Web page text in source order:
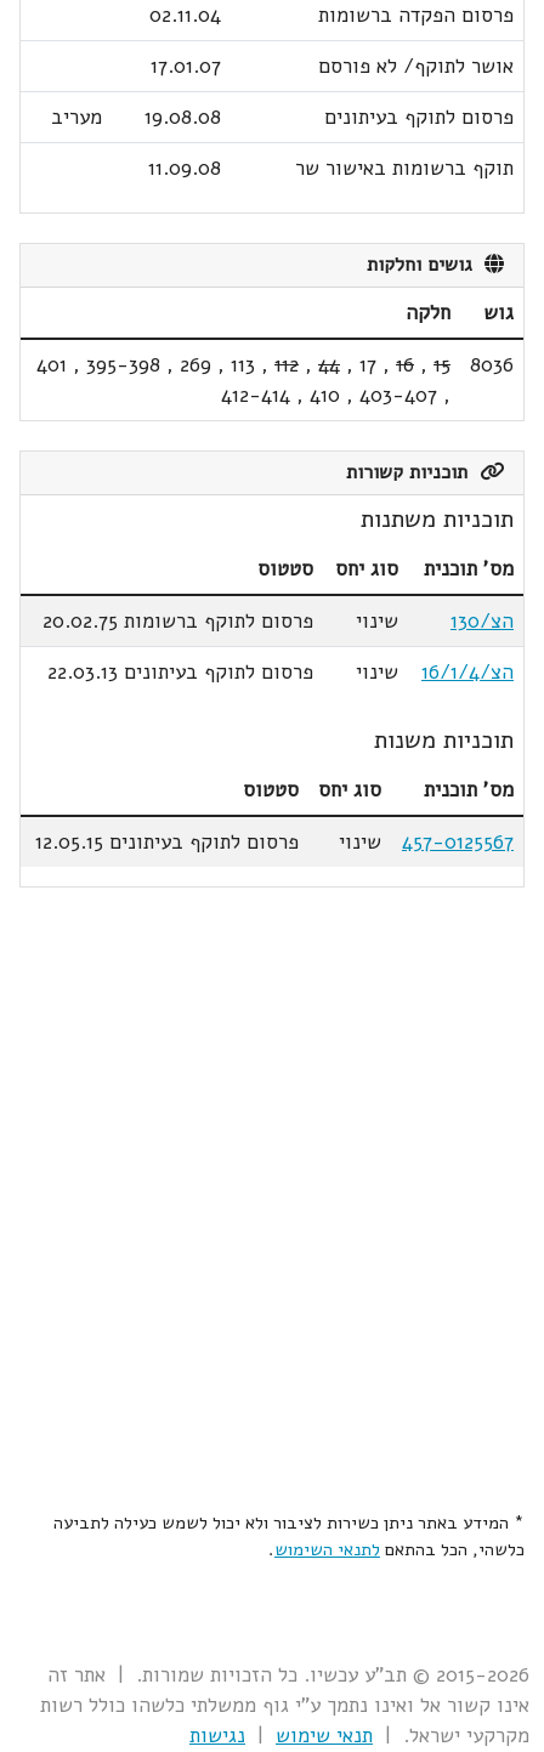
פרסום הפקדה ברשומות
02.11.04
אושר לתוקף/ לא פורסם
17.01.07
פרסום לתוקף בעיתונים
19.08.08
מעריב
תוקף ברשומות באישור שר
11.09.08
גושים וחלקות
גוש
חלקה
8036
15
,
16
,
17
,
44
,
112
,
113
,
269
,
395-398
,
401
,
403-407
,
410
,
412-414
תוכניות קשורות
תוכניות משתנות
מס' תוכנית סוג יחס
סטטוס
הצ/130
שינוי
פרסום לתוקף ברשומות 20.02.75
הצ/16/1/4
שינוי פרסום לתוקף בעיתונים 22.03.13
תוכניות משנות
מס' תוכנית סוג יחס
סטטוס
457-0125567
שינוי פרסום לתוקף בעיתונים 12.05.15
* המידע באתר ניתן כשירות לציבור ולא יכול לשמש כעילה לתביעה
כלשהי, הכל בהתאם לתנאי השימוש.
2015-2026 © תב"ע עכשיו. כל הזכויות שמורות. | אתר זה
אינו קשור אל ואינו נתמך ע"י גוף ממשלתי כלשהו כולל רשות
מקרקעי ישראל. | תנאי שימוש | נגישות